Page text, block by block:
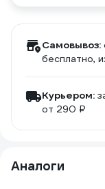
Самовывоз:
бесплатно,
Курьером:
от 290 ₽
Аналоги